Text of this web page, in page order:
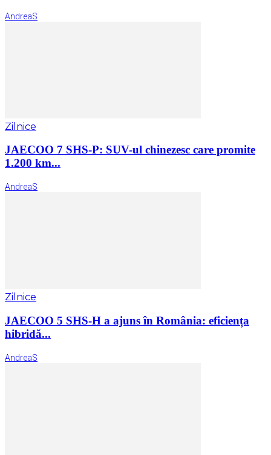
AndreaS
Zilnice
JAECOO 7 SHS-P: SUV-ul chinezesc care promite
1.200 km...
AndreaS
Zilnice
JAECOO 5 SHS-H a ajuns în România: eficiența
hibridă...
AndreaS